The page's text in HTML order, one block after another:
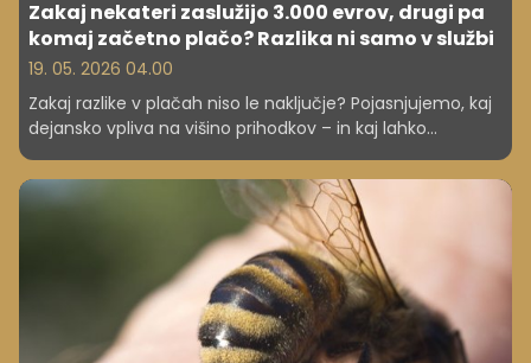
Zakaj nekateri zaslužijo 3.000 evrov, drugi pa
komaj začetno plačo? Razlika ni samo v službi
19. 05. 2026 04.00
Zakaj razlike v plačah niso le naključje? Pojasnjujemo, kaj
dejansko vpliva na višino prihodkov – in kaj lahko
naredite, da jih povečate. Zakaj torej nekateri zaslužijo
več kot drugi v Sloveniji?